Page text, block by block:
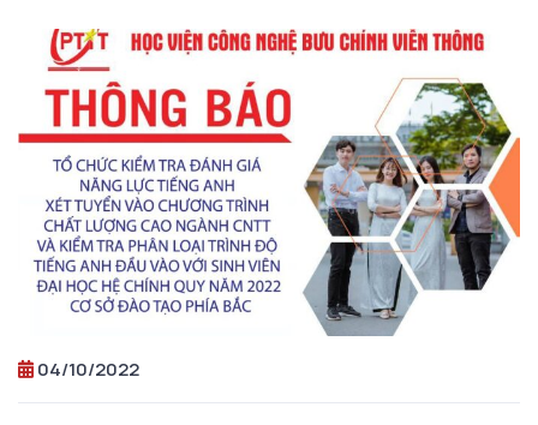
04/10/2022